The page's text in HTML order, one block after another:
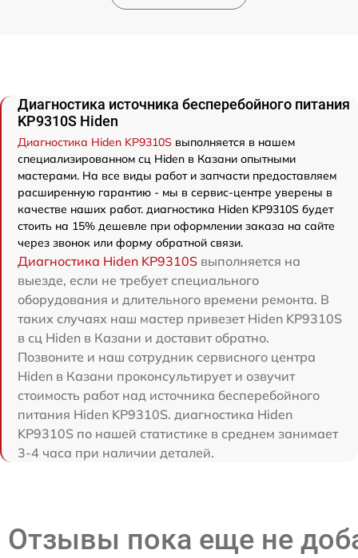
Диагностика источника бесперебойного питания
KP9310S Hiden
Диагностика Hiden KP9310S выполняется в нашем
специализированном сц Hiden в Казани опытными
мастерами. На все виды работ и запчасти предоставляем
расширенную гарантию - мы в сервис-центре уверены в
качестве наших работ. диагностика Hiden KP9310S будет
стоить на 15% дешевле при оформлении заказа на сайте
через звонок или форму обратной связи.
Диагностика Hiden KP9310S выполняется на
выезде, если не требует специального
оборудования и длительного времени ремонта. В
таких случаях наш мастер привезет Hiden KP9310S
в сц Hiden в Казани и доставит обратно.
Позвоните и наш сотрудник сервисного центра
Hiden в Казани проконсультирует и озвучит
стоимость работ над источника бесперебойного
питания Hiden KP9310S. диагностика Hiden
KP9310S по нашей статистике в среднем занимает
3-4 часа при наличии деталей.
Отзывы пока еще не